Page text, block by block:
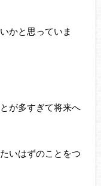
かと思っていま
が多すぎて将来へ
いはずのことをつ